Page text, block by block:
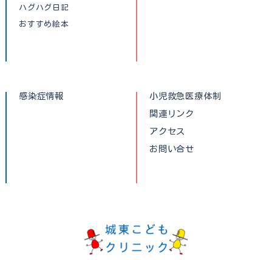
ハグハグ日記
おすすめ絵本
感染症情報
小児救急医療体制
関連リンク
アクセス
お問い合せ